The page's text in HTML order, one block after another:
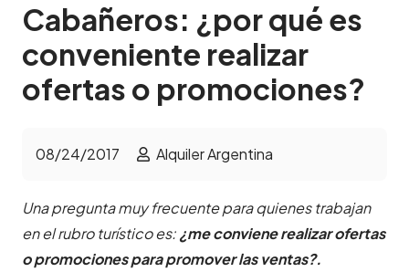
Cabañeros: ¿por qué es
conveniente realizar
ofertas o promociones?
08/24/2017 Alquiler Argentina
Una pregunta muy frecuente para quienes trabajan
en el rubro turístico es: ¿me conviene realizar ofertas
o promociones para promover las ventas?.